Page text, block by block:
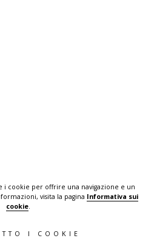
i cookie per offrire una navigazione e un
visita la pagina Informativa sui
cookie.
I COOKIE